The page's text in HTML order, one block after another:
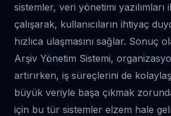
sistemler, veri yönetimi yazılımları
çalışarak, kullanıcıların ihtiyaç
hızlıca ulaşmasını sağlar. Sonuç
Arşiv Yönetim Sistemi,
artırırken, iş süreçlerini de
büyük veriyle başa çıkmak
için bu tür sistemler elzem hale